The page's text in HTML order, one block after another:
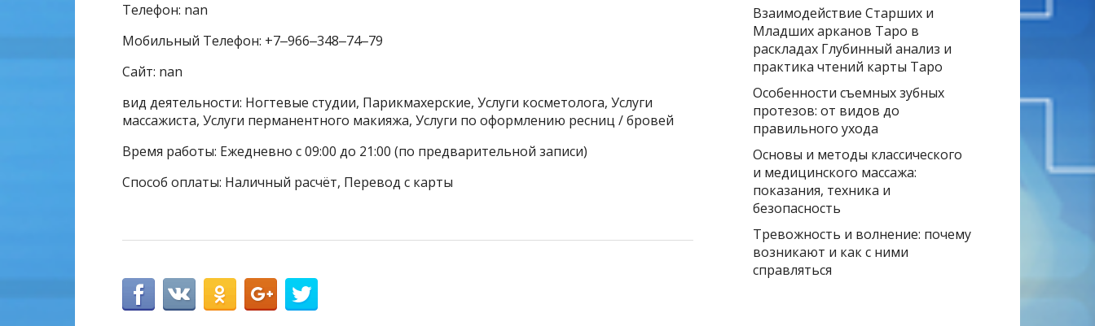
Телефон: nan
Мобильный Телефон: +7‒966‒348‒74‒79
Сайт: nan
вид деятельности: Ногтевые студии, Парикмахерские, Услуги косметолога, Услуги
массажиста, Услуги перманентного макияжа, Услуги по оформлению ресниц / бровей
Время работы: Ежедневно с 09:00 до 21:00 (по предварительной записи)
Способ оплаты: Наличный расчёт, Перевод с карты
Взаимодействие Старших и
Младших арканов Таро в
раскладах Глубинный анализ и
практика чтений карты Таро
Особенности съемных зубных
протезов: от видов до
правильного ухода
Основы и методы классического
и медицинского массажа:
показания, техника и
безопасность
Тревожность и волнение: почему
возникают и как с ними
справляться